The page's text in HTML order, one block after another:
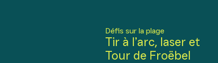
Défis sur la plage
Tir à l’arc, laser et
Tour de Froëbel